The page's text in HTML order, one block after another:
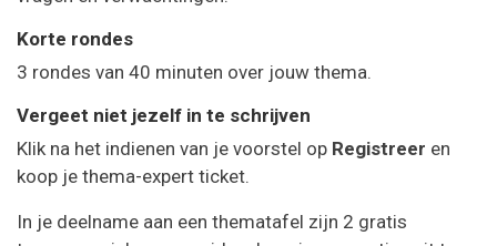
Korte rondes
3 rondes van 40 minuten over jouw thema.
Vergeet niet jezelf in te schrijven
Klik na het indienen van je voorstel op Registreer en
koop je thema-expert ticket.
In je deelname aan een thematafel zijn 2 gratis